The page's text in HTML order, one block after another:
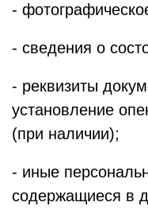
-
- сведения о
- реквизиты
установление
(при наличии);
- иные
содержащиеся в